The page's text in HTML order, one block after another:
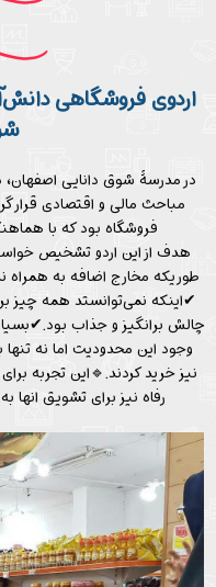
اردوی فروشگاهی
در مدرسۀ شوق دانایی
مباحث مالی و اقتصادی قرار
فروشگاه بود که با
هدف از این اردو تشخیص
طوریکه مخارج اضافه به همراه
✔اینکه نمی‌توانستد همه چیز
چالش برانگیز و جذاب
وجود این محدودیت اما نه تنها
نیز خرید کردند.🔹این تجربه
رفاه نیز برای تشویق